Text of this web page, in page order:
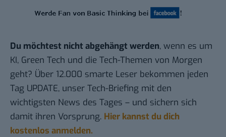
Du möchtest nicht abgehängt werden, wenn es um
KI, Green Tech und die Tech-Themen von Morgen
geht? Über 12.000 smarte Leser bekommen jeden
Tag UPDATE, unser Tech-Briefing mit den
wichtigsten News des Tages – und sichern sich
damit ihren Vorsprung. Hier kannst du dich
kostenlos anmelden.